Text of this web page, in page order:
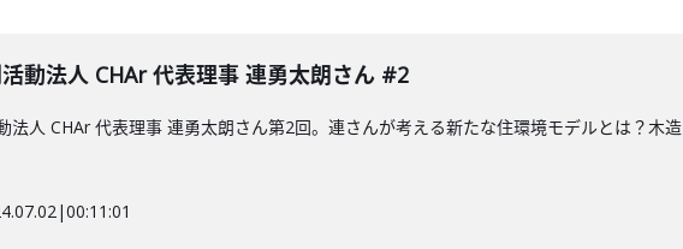
動法人 CHAr 代表理事 連勇太朗さん #2
法人 CHAr 代表理事 連勇太朗さん第2回。連さんが考える新たな住環境モデルとは？木
|00:11:01